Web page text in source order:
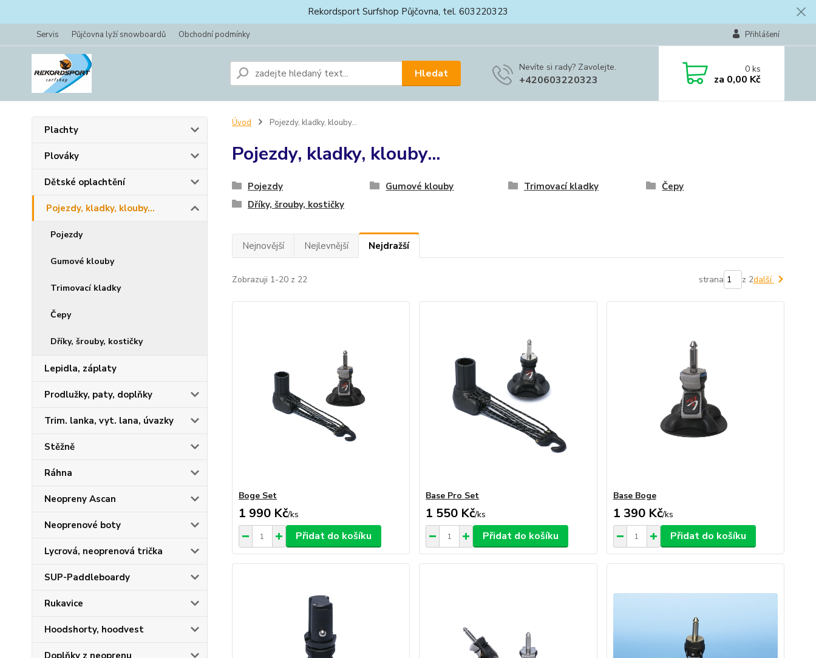
Rekordsport Surfshop Půjčovna, tel. 603220323
Servis Půjčovna lyží snowboardů Obchodní podmínky Přihlášení
Hledat Nevíte si rady? Zavolejte.
+420603220323
0ks
za 0,00 Kč
Plachty
Plováky
Dětské oplachtění
Pojezdy, kladky, klouby...
Pojezdy
Gumové klouby
Trimovací kladky
Čepy
Dříky, šrouby, kostičky
Lepidla, záplaty
Prodlužky, paty, doplňky
Trim. lanka, vyt. lana, úvazky
Stěžně
Ráhna
Neopreny Ascan
Neoprenové boty
Lycrová, neoprenová trička
SUP-Paddleboardy
Rukavice
Hoodshorty, hoodvest
Doplňky z neoprenu
Úvod Pojezdy, kladky, klouby...
Pojezdy, kladky, klouby...
Pojezdy Gumové klouby Trimovací kladky
Čepy
Dříky, šrouby, kostičky
Nejnovější Nejlevnější Nejdražší
Zobrazuji 1-20 z 22 strana z 2další
Boge Set
1 990 Kč/ks
Přidat do košíku
Base Pro Set
1 550 Kč/ks
Přidat do košíku
Base Boge
1 390 Kč/ks
Přidat do košíku